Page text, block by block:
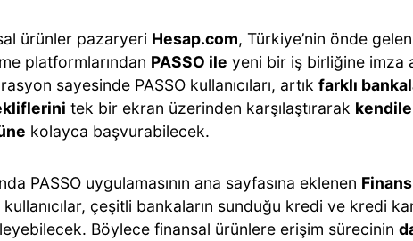
ürünler pazaryeri Hesap.com, Türkiye’nin önde gelen
platformlarından PASSO ile yeni bir iş birliğine imza
sayesinde PASSO kullanıcıları, artık farklı
tek bir ekran üzerinden karşılaştırarak
kolayca başvurabilecek.
PASSO uygulamasının ana sayfasına eklenen Finans
kullanıcılar, çeşitli bankaların sunduğu kredi ve kredi
Böylece finansal ürünlere erişim sürecinin